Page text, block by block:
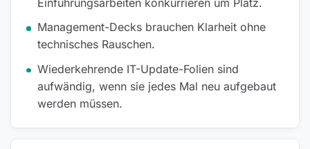
Management-Decks brauchen Klarheit ohne
technisches Rauschen.
Wiederkehrende IT-Update-Folien sind
aufwändig, wenn sie jedes Mal neu aufgebaut
werden müssen.